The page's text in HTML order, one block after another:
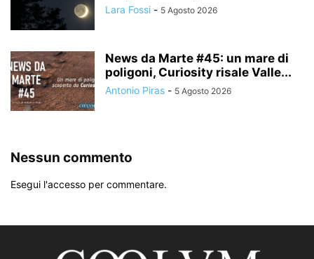
Lara Fossi - 5 Agosto 2026
News da Marte #45: un mare di
poligoni, Curiosity risale Valle...
Antonio Piras - 5 Agosto 2026
Nessun commento
Esegui l'accesso per commentare.